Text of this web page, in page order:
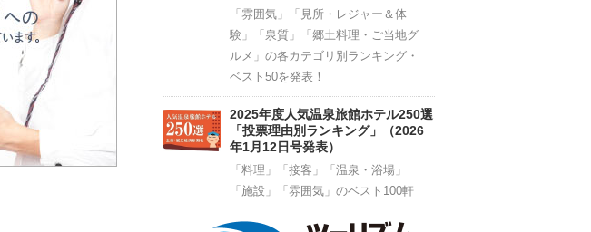
「雰囲気」「見所・レジャー＆体
験」「泉質」「郷土料理・ご当地グ
ルメ」の各カテゴリ別ランキング・
ベスト50を発表！
2025年度人気温泉旅館ホテル250選
「投票理由別ランキング」（2026
年1月12日号発表）
「料理」「接客」「温泉・浴場」
「施設」「雰囲気」のベスト100軒